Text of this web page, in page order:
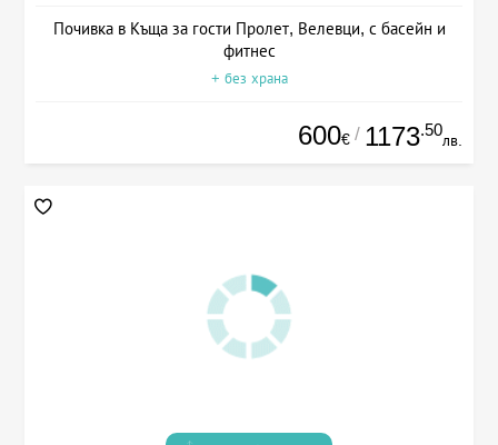
Почивка в Къща за гости Пролет, Велевци, с басейн и
фитнес
+ без храна
600€ / 1173.50
лв.